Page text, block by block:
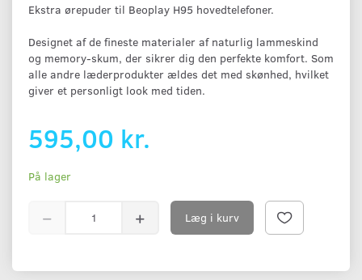
Ekstra ørepuder til Beoplay H95 hovedtelefoner.
Designet af de fineste materialer af naturlig lammeskind
og memory-skum, der sikrer dig den perfekte komfort. Som
alle andre læderprodukter ældes det med skønhed, hvilket
giver et personligt look med tiden.
595,00 kr.
På lager
Læg i kurv